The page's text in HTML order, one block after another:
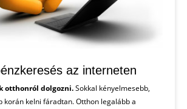
az interneten
otthonról dolgozni.Sokkal kényelmesebb,
korán kelni fáradtan. Otthon legalább a